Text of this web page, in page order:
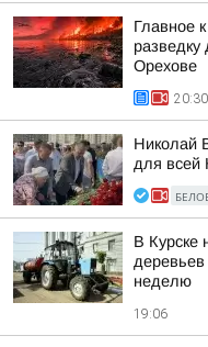
Главное
Орехове
20:30
Николай
для всей
В Курске
неделю
19:06